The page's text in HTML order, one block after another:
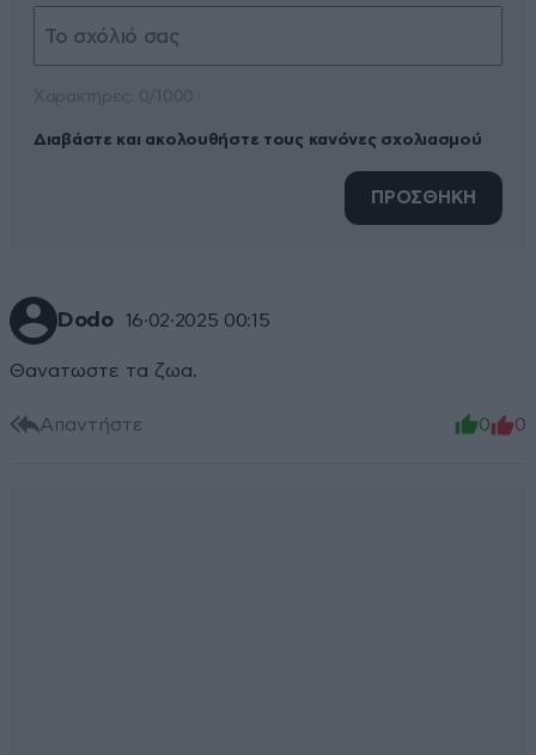
Διαβάστε και ακολουθήστε τους κανόνες σχολιασμού
ΠΡΟΣΘΗΚΗ
Dodo 16·02·2025 00:15
Θανατωστε τα ζωα.
Απαντήστε 0 0